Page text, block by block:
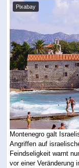
Pixabay
Montenegro galt
Angriffen auf
Feindseligkeit warnt
vor einer Veränderung